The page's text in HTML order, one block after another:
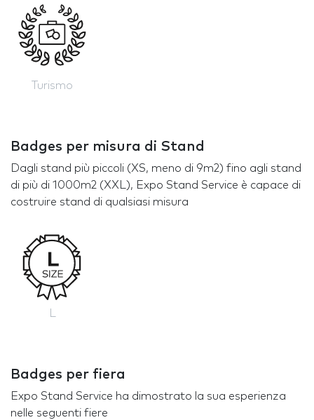
Turismo
Badges per misura di Stand
Dagli stand più piccoli (XS, meno di 9m2) fino agli stand
di più di 1000m2 (XXL), Expo Stand Service è capace di
costruire stand di qualsiasi misura
Badges per fiera
Expo Stand Service ha dimostrato la sua esperienza
nelle seguenti fiere